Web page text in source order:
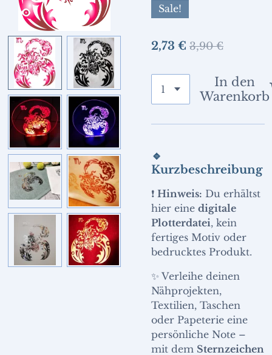
Sale!
2,73 € 3,90 €
In den
Warenkorb
🔹
Kurzbeschreibung
❗ Hinweis: Du erhältst
hier eine digitale
Plotterdatei, kein
fertiges Motiv oder
bedrucktes Produkt.
✨ Verleihe deinen
Nähprojekten,
Textilien, Taschen
oder Papeterie eine
persönliche Note –
mit dem Sternzeichen